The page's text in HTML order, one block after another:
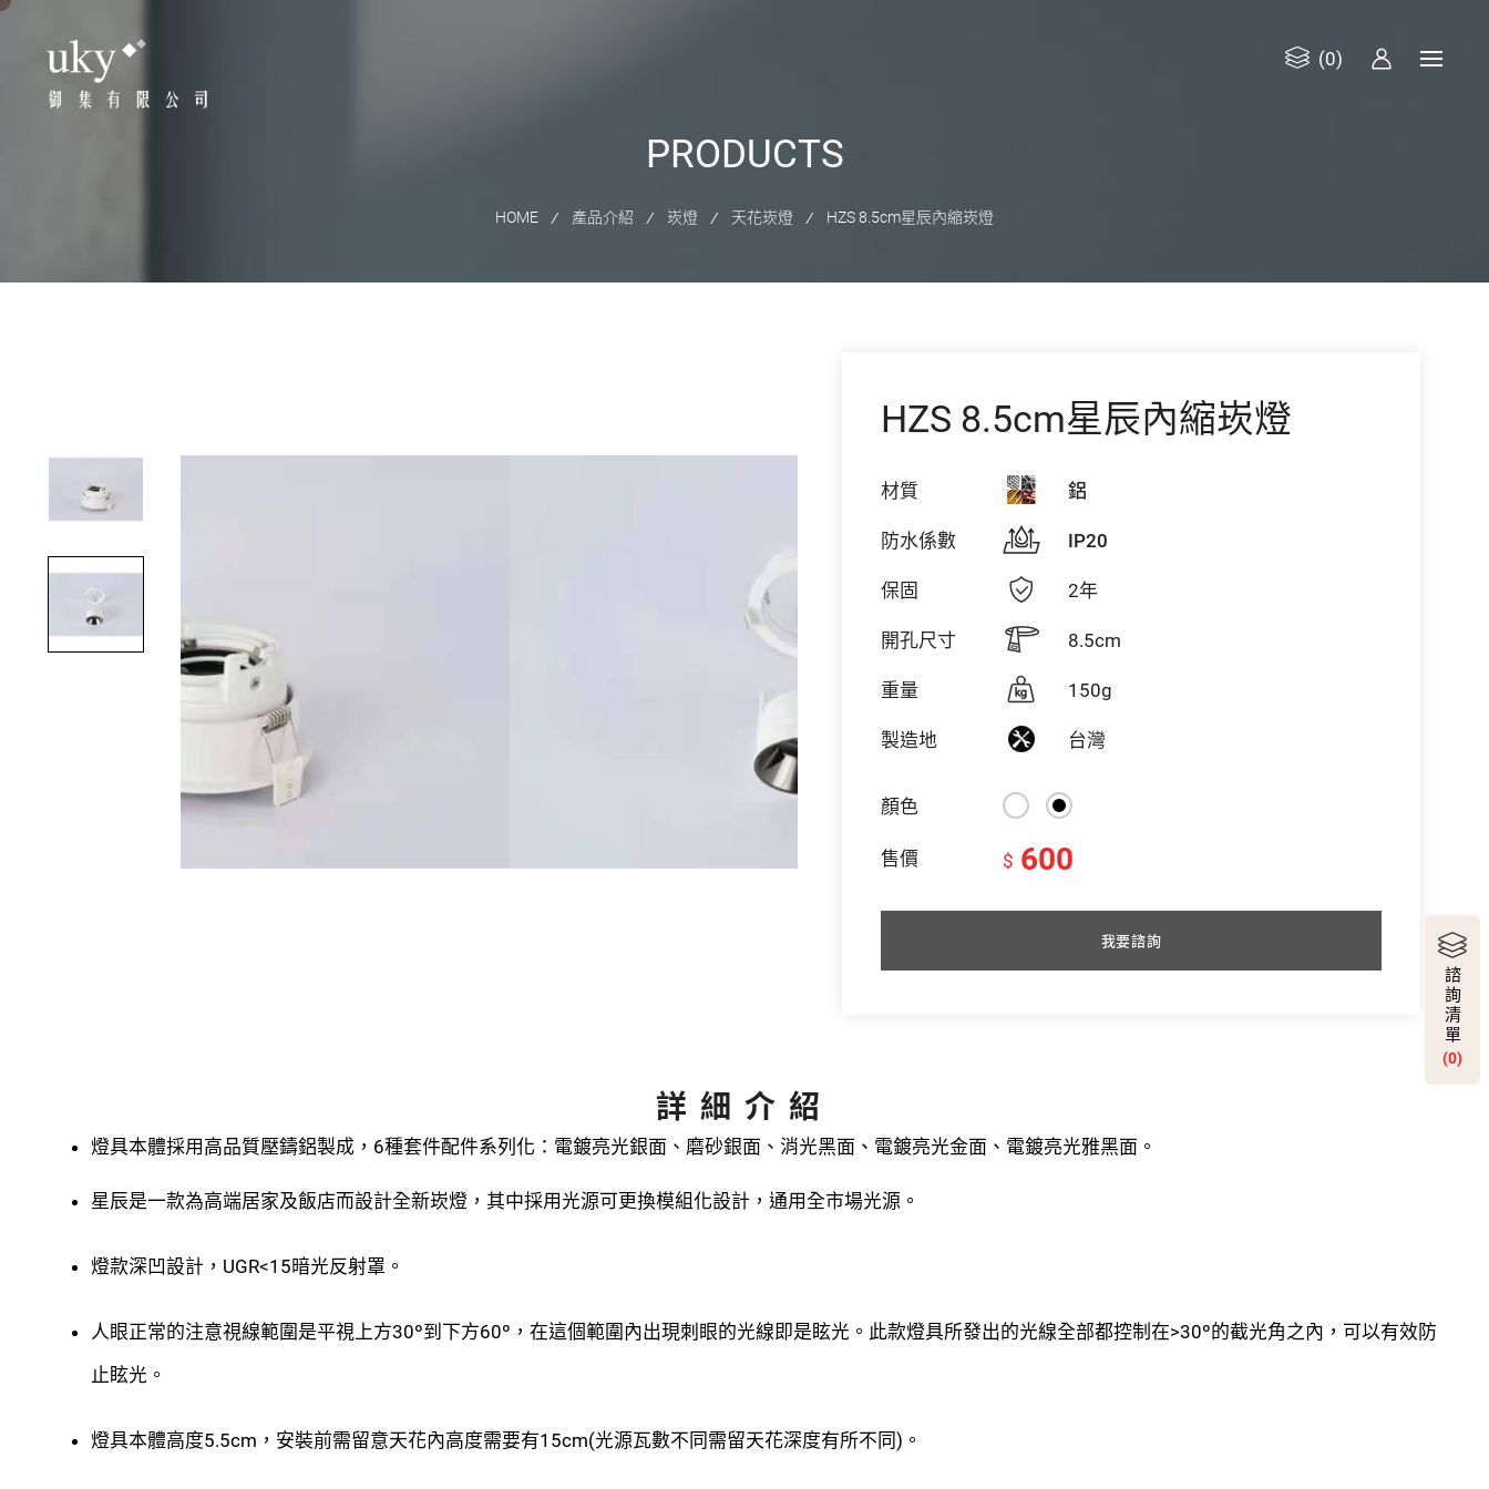
(0)
諮
詢
清
單
(0)
PRODUCTS
HOME 產品介紹 崁燈 天花崁燈 HZS 8.5cm星辰內縮崁燈
HZS 8.5cm星辰內縮崁燈
材質 鋁
防水係數 IP20
保固 2年
開孔尺寸 8.5cm
重量 150g
製造地 台灣
顏色
售價 $ 600
我要諮詢
詳細介紹
燈具本體採用高品質壓鑄鋁製成，6種套件配件系列化：電鍍亮光銀面、磨砂銀面、消光黑面、電鍍亮光金面、電鍍亮光雅黑面。
星辰是一款為高端居家及飯店而設計全新崁燈，其中採用光源可更換模組化設計，通用全市場光源。
燈款深凹設計，UGR<15暗光反射罩。
人眼正常的注意視線範圍是平視上方30º到下方60º，在這個範圍內出現刺眼的光線即是眩光。此款燈具所發出的光線全部都控制在>30º的截光角之內，可以有效防
止眩光。
燈具本體高度5.5cm，安裝前需留意天花內高度需要有15cm(光源瓦數不同需留天花深度有所不同)。